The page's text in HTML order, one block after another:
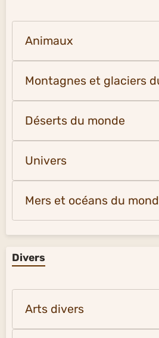
Animaux
Montagnes et glaciers
Déserts du monde
Univers
Mers et océans du
Divers
Arts divers